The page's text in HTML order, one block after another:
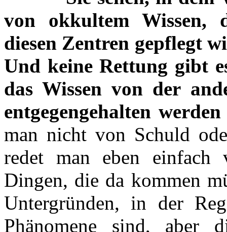
von okkultem Wissen,
diesen Zentren gepflegt
Und keine Rettung gibt
das Wissen von der
entgegengehalten
man nicht von Schuld
redet man eben einfach
Dingen, die da kommen
Untergründen, in der
Phänomene sind,